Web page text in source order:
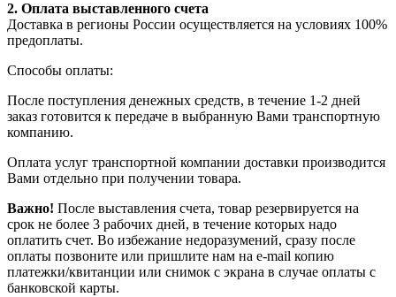
2. Оплата выставленного счета
Доставка в регионы России осуществляется на условиях 100%
предоплаты.
Способы оплаты:
После поступления денежных средств, в течение 1-2 дней
заказ готовится к передаче в выбранную Вами транспортную
компанию.
Оплата услуг транспортной компании доставки производится
Вами отдельно при получении товара.
Важно! После выставления счета, товар резервируется на
срок не более 3 рабочих дней, в течение которых надо
оплатить счет. Во избежание недоразумений, сразу после
оплаты позвоните или пришлите нам на e-mail копию
платежки/квитанции или снимок с экрана в случае оплаты с
банковской карты.